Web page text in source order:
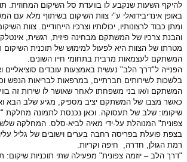
להיקף השעות שנקבע לו בוועדת סל השיקום המחוזית.
באופן אינדיבידואלי ע"י צוות השיקום בשיתוף מלא
ומתן כבוד לרצונותיו, יכולותיו וצרכיו הייחודיים. צוות
והבנת צרכיו של המשתקם מבחינה פיזית, רגשית,
מטרתו של הצוות היא לפעול למימוש של תוכנית
המשתקם לעצמאות מרבית בתחומי חייו השונים.
הפנייה ל"דרך הלב" נעשית באמצעות עובדים סוציאליים
בלשכות לשירותים חברתיים, במרפאות לבריאות הנפש
המשתקם ו/או בני משפחתו לאחר שאושר לו שירות זה
כאשר מצבו של המשתקם יציב מספיק, מגיע שלב הבא
שיקומו: שלב של תעסוקה. וכאן נכנסת לתמונה מחלקת
צפונית" המנוהלת על-ידי מאיה לביא-סלס. המחלקה
בצפת פועלת בפריסה רחבה בערים וישובים של גליל
רמת הגולן, חדרה, חיפה וקריות.
"דרך הלב – יוזמה צפונית" מפעילה שתי תוכניות שיקום: